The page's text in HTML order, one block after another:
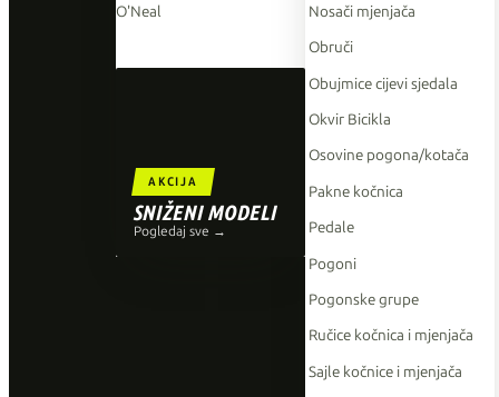
O'Neal
AKCIJA
SNIŽENI MODELI
Pogledaj sve →
Nosači mjenjača
Obruči
Obujmice cijevi sjedala
Okvir Bicikla
Osovine pogona/kotača
Pakne kočnica
Pedale
Pogoni
Pogonske grupe
Ručice kočnica i mjenjača
Sajle kočnice i mjenjača